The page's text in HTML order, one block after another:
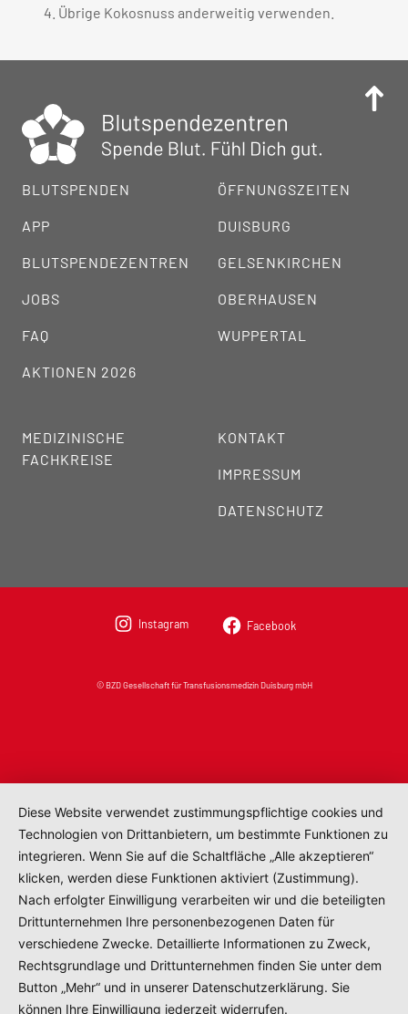
Übrige Kokosnuss anderweitig verwenden.
BLUTSPENDEN
APP
BLUTSPENDEZENTREN
JOBS
FAQ
AKTIONEN 2026
ÖFFNUNGSZEITEN
DUISBURG
GELSENKIRCHEN
OBERHAUSEN
WUPPERTAL
MEDIZINISCHE
FACHKREISE
KONTAKT
IMPRESSUM
DATENSCHUTZ
Instagram Facebook
© BZD Gesellschaft für Transfusionsmedizin Duisburg mbH
Diese Website verwendet zustimmungspflichtige cookies und
Technologien von Drittanbietern, um bestimmte Funktionen zu
integrieren. Wenn Sie auf die Schaltfläche „Alle akzeptieren“
klicken, werden diese Funktionen aktiviert (Zustimmung).
Nach erfolgter Einwilligung verarbeiten wir und die beteiligten
Drittunternehmen Ihre personenbezogenen Daten für
verschiedene Zwecke. Detaillierte Informationen zu Zweck,
Rechtsgrundlage und Drittunternehmen finden Sie unter dem
Button „Mehr“ und in unserer Datenschutzerklärung. Sie
können Ihre Einwilligung jederzeit widerrufen.